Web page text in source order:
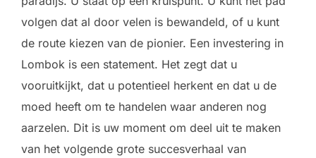
volgen dat al door velen is bewandeld, of u kunt
de route kiezen van de pionier. Een investering in
Lombok is een statement. Het zegt dat u
vooruitkijkt, dat u potentieel herkent en dat u de
moed heeft om te handelen waar anderen nog
aarzelen. Dit is uw moment om deel uit te maken
van het volgende grote succesverhaal van